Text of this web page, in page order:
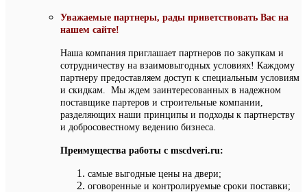
Уважаемые партнеры, рады приветствовать Вас на
нашем сайте!
Наша компания приглашает партнеров по закупкам и
сотрудничеству на взаимовыгодных условиях! Каждому
партнеру предоставляем доступ к специальным условиям
и скидкам. Мы ждем заинтересованных в надежном
поставщике партеров и строительные компании,
разделяющих наши принципы и подходы к партнерству
и добросовестному ведению бизнеса.
Преимущества работы с mscdveri.ru:
самые выгодные цены на двери;
оговоренные и контролируемые сроки поставки;